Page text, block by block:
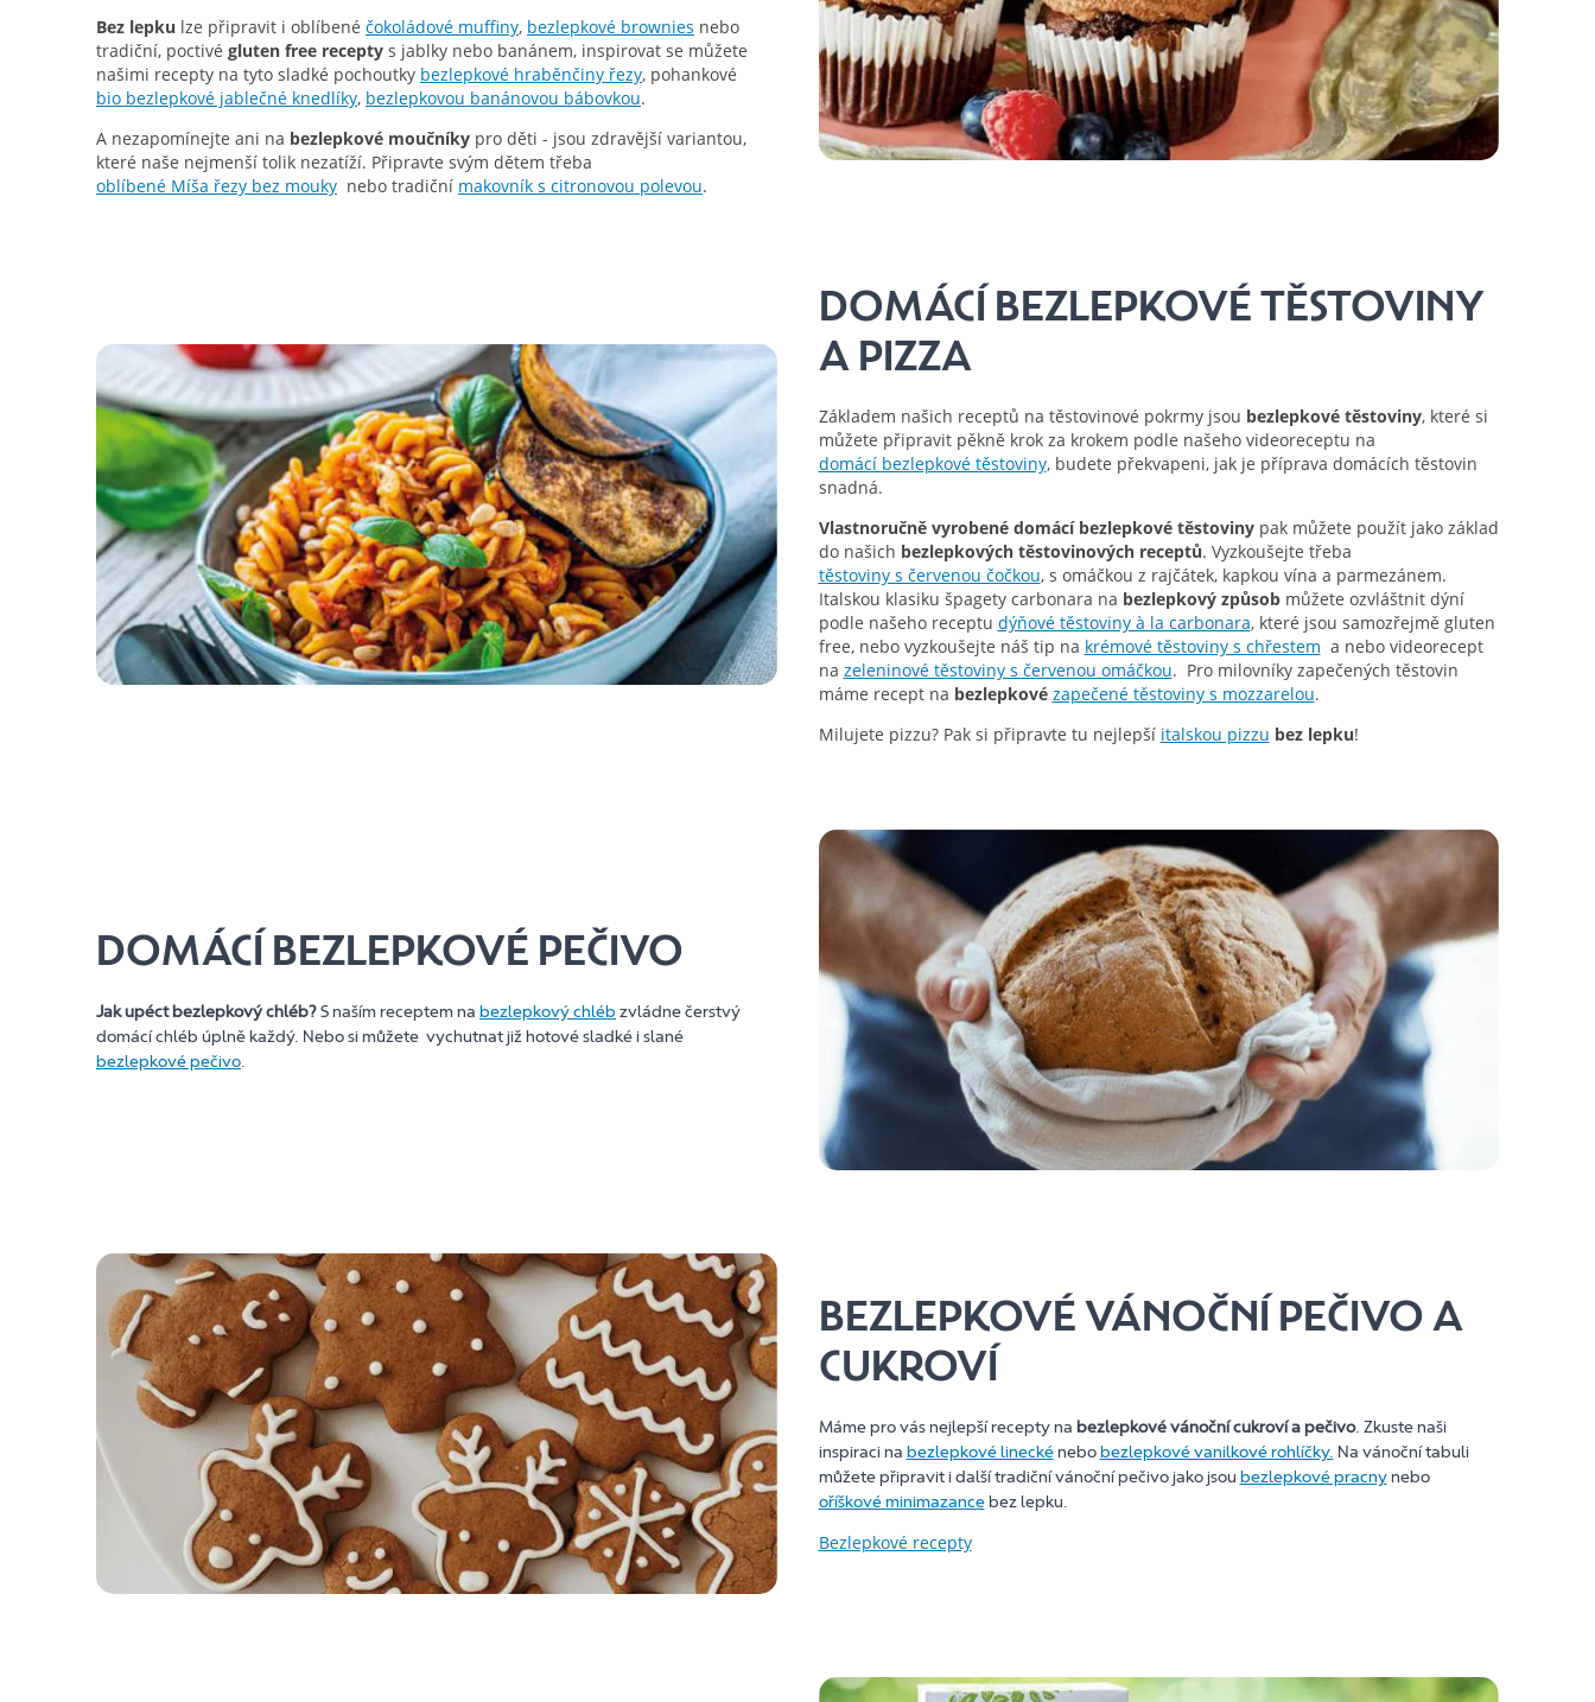
Bez lepku lze připravit i oblíbené čokoládové muffiny, bezlepkové brownies nebo
tradiční, poctivé gluten free recepty s jablky nebo banánem, inspirovat se můžete
našimi recepty na tyto sladké pochoutky bezlepkové hraběnčiny řezy, pohankové
bio bezlepkové jablečné knedlíky, bezlepkovou banánovou bábovkou.
A nezapomínejte ani na bezlepkové moučníky pro děti - jsou zdravější variantou,
které naše nejmenší tolik nezatíží. Připravte svým dětem třeba
oblíbené Míša řezy bez mouky nebo tradiční makovník s citronovou polevou.
DOMÁCÍ BEZLEPKOVÉ TĚSTOVINY
A PIZZA
Základem našich receptů na těstovinové pokrmy jsou bezlepkové těstoviny, které si
můžete připravit pěkně krok za krokem podle našeho videoreceptu na
domácí bezlepkové těstoviny, budete překvapeni, jak je příprava domácích těstovin
snadná.
Vlastnoručně vyrobené domácí bezlepkové těstovinypak můžete použít jako základ
do našich bezlepkových těstovinových receptů. Vyzkoušejte třeba
těstoviny s červenou čočkou, s omáčkou z rajčátek, kapkou vína a parmezánem.
Italskou klasiku špagety carbonara na bezlepkový způsobmůžete ozvláštnit dýní
podle našeho receptu dýňové těstoviny à la carbonara, které jsou samozřejmě gluten
free, nebo vyzkoušejte náš tip na krémové těstoviny s chřestem a nebo videorecept
na zeleninové těstoviny s červenou omáčkou. Pro milovníky zapečených těstovin
máme recept na bezlepkové zapečené těstoviny s mozzarelou.
Milujete pizzu? Pak si připravte tu nejlepší italskou pizzu bez lepku!
DOMÁCÍ BEZLEPKOVÉ PEČIVO
Jak upéct bezlepkový chléb?S naším receptem na bezlepkový chléb zvládne čerstvý
domácí chléb úplně každý. Nebo si můžete vychutnat již hotové sladké i slané
bezlepkové pečivo.
BEZLEPKOVÉ VÁNOČNÍ PEČIVO A
CUKROVÍ
Máme pro vás nejlepší recepty na bezlepkové vánoční cukroví a pečivo. Zkuste naši
inspiraci na bezlepkové lineckénebobezlepkové vanilkové rohlíčky. Na vánoční tabuli
můžete připravit i další tradiční vánoční pečivo jako jsou bezlepkové pracnynebo
oříškové minimazancebez lepku.
Bezlepkové recepty